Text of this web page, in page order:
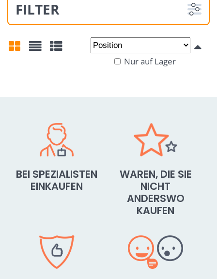
FILTER
An: Nur auf Lager
BEI SPEZIALISTEN
EINKAUFEN
WAREN, DIE SIE
NICHT
ANDERSWO
KAUFEN